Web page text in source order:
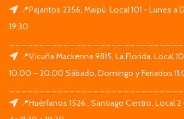
📍Pajaritos 2356, Maipú. Local 101 - Lunes a
19:30
📍Vicuña Mackenna 9815, La Florida. Local
10:00 – 20:00 Sábado, Domingo y Feriados
📍Huérfanos 1526 , Santiago Centro. Local